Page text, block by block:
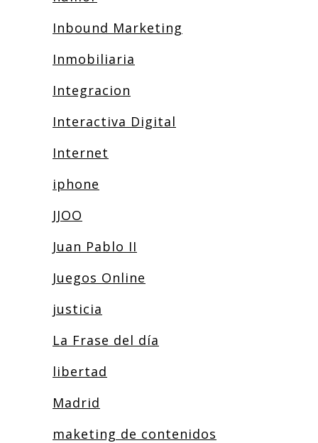
Inbound Marketing
Inmobiliaria
Integracion
Interactiva Digital
Internet
iphone
JJOO
Juan Pablo II
Juegos Online
justicia
La Frase del día
libertad
Madrid
maketing de contenidos